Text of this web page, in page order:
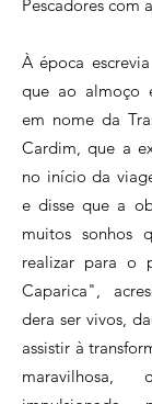
Pescadores com
À época
que ao almoço
em nome da
Cardim, que a
no início da
e disse que a
muitos sonhos
realizar para o
Caparica",
dera ser vivos,
assistir à